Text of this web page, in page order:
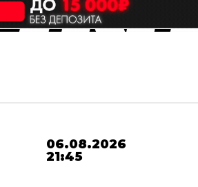
06.08.2026
21:45